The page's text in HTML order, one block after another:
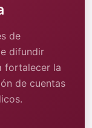
de
difundir
fortalecer la
de cuentas